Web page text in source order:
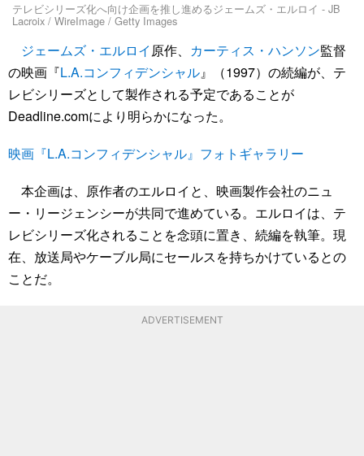
テレビシリーズ化へ向け企画を推し進めるジェームズ・エルロイ - JB
Lacroix / WireImage / Getty Images
ジェームズ・エルロイ原作、 カーティス・ハンソン監督
の映画『L.A.コンフィデンシャル』（1997）の続編が、テ
レビシリーズとして製作される予定であることが
Deadline.comにより明らかになった。
映画『L.A.コンフィデンシャル』フォトギャラリー
本企画は、原作者のエルロイと、映画製作会社のニュ
ー・リージェンシーが共同で進めている。エルロイは、テ
レビシリーズ化されることを念頭に置き、続編を執筆。現
在、放送局やケーブル局にセールスを持ちかけているとの
ことだ。
ADVERTISEMENT